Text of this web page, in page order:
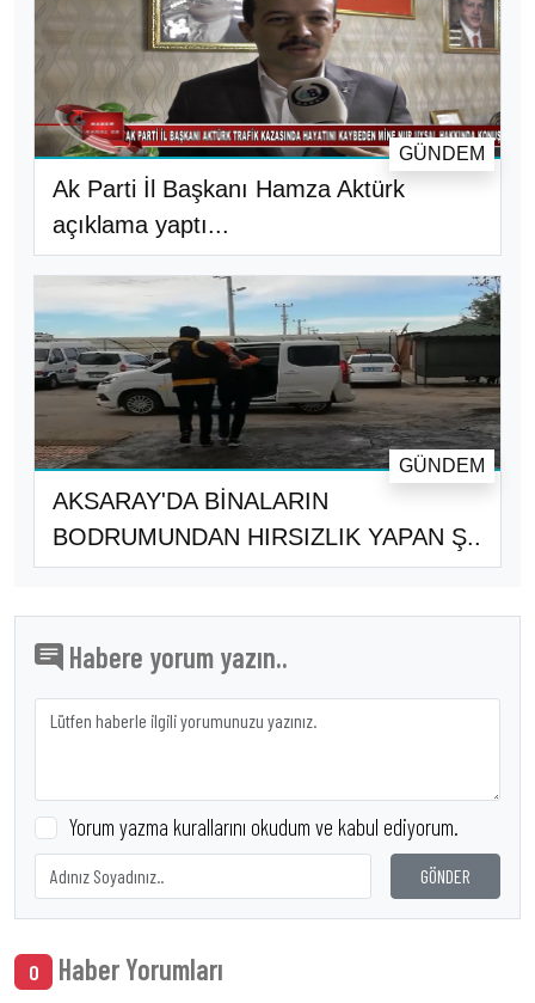
Ak Parti İl Başkanı Hamza Aktürk
açıklama yaptı...
GÜNDEM
AKSARAY'DA BİNALARIN
BODRUMUNDAN HIRSIZLIK YAPAN Ş..
GÜNDEM
Habere yorum yazın..
Yorum yazma kurallarını okudum ve kabul ediyorum.
GÖNDER
0 Haber Yorumları